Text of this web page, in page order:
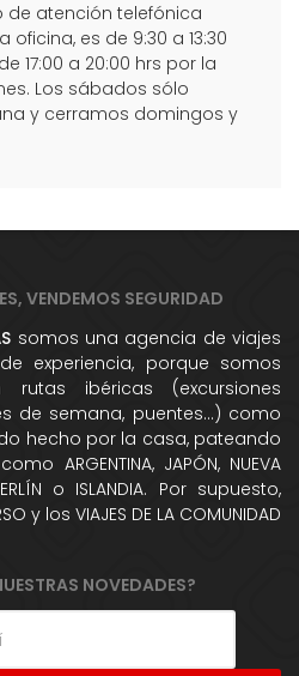
de atención telefónica
es de 9:30 a 13:30
17:00 a 20:00 hrs por la
Los sábados sólo
y cerramos domingos y
VENDEMOS SEGURIDAD
somos una agencia de viajes
experiencia, porque somos
ibéricas (excursiones
de semana, puentes...) como
hecho por la casa, pateando
ARGENTINA, JAPÓN, NUEVA
o ISLANDIA. Por supuesto,
y los VIAJES DE LA COMUNIDAD
NOVEDADES?